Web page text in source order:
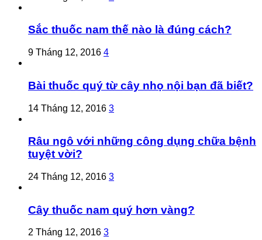
Sắc thuốc nam thế nào là đúng cách?
9 Tháng 12, 2016 4
Bài thuốc quý từ cây nhọ nội bạn đã biết?
14 Tháng 12, 2016 3
Râu ngô với những công dụng chữa bệnh
tuyệt vời?
24 Tháng 12, 2016 3
Cây thuốc nam quý hơn vàng?
2 Tháng 12, 2016 3